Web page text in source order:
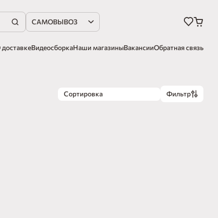
САМОВЫВОЗ
ВидеосборкаНаши магазиныВакансииОбратная связь
Сортировка Фильтр